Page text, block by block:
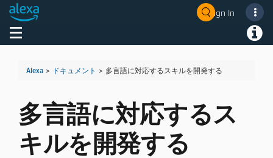
Sign In
Toggle navigation
Alexa > ドキュメント > 多言語に対応するスキルを開発する
多言語に対応するス
キルを開発する
Welcome! Ask the DevAssistant